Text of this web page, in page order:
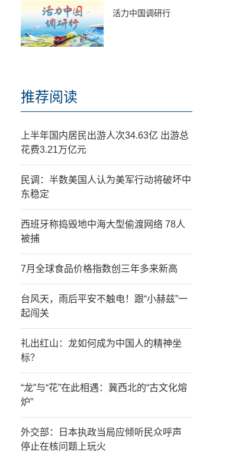
活力中国调研行
推荐阅读
上半年国内居民出游人次34.63亿 出游总
花费3.21万亿元
民调：半数美国人认为美军行动将破坏中
东稳定
西班牙称捣毁地中海大型偷渡网络 78人
被捕
7月全球食品价格指数创三年多来新高
台风天，雨后平安不触电！跟“小赫兹”一
起闯关
礼出红山：龙如何成为中国人的精神坐
标？
“龙”与“花”在此相遇：冀西北的“古文化熔
炉”
外交部：日本执政当局应倾听民众呼声
停止在核问题上玩火